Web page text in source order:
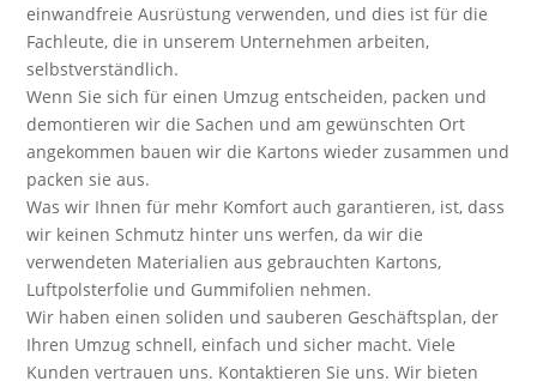
einwandfreie Ausrüstung verwenden, und dies ist für die
Fachleute, die in unserem Unternehmen arbeiten,
selbstverständlich.
Wenn Sie sich für einen Umzug entscheiden, packen und
demontieren wir die Sachen und am gewünschten Ort
angekommen bauen wir die Kartons wieder zusammen und
packen sie aus.
Was wir Ihnen für mehr Komfort auch garantieren, ist, dass
wir keinen Schmutz hinter uns werfen, da wir die
verwendeten Materialien aus gebrauchten Kartons,
Luftpolsterfolie und Gummifolien nehmen.
Wir haben einen soliden und sauberen Geschäftsplan, der
Ihren Umzug schnell, einfach und sicher macht. Viele
Kunden vertrauen uns. Kontaktieren Sie uns. Wir bieten